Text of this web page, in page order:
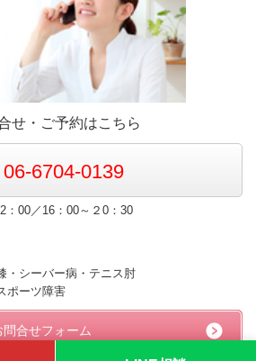
せ・ご予約はこちら
06-6704-0139
：00／16：00～２0：30
・シーバー病・テニス肘
ポーツ障害
問合せフォーム